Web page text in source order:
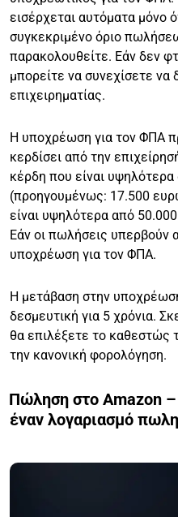
εισέρχεται αυτόματα μόνο
συγκεκριμένο όριο
παρακολουθείτε. Εάν δεν
μπορείτε να συνεχίσετε να
επιχειρηματίας.
Η υποχρέωση για τον ΦΠΑ
κερδίσει από την
κέρδη που είναι
(προηγουμένως: 17.500
είναι υψηλότερα από
Εάν οι πωλήσεις υπερβούν
υποχρέωση για τον ΦΠΑ.
Η μετάβαση στην
δεσμευτική για 5 χρόνια.
θα επιλέξετε το καθεστώς
την κανονική φορολόγηση.
Πώληση στο Amazon
έναν λογαριασμό